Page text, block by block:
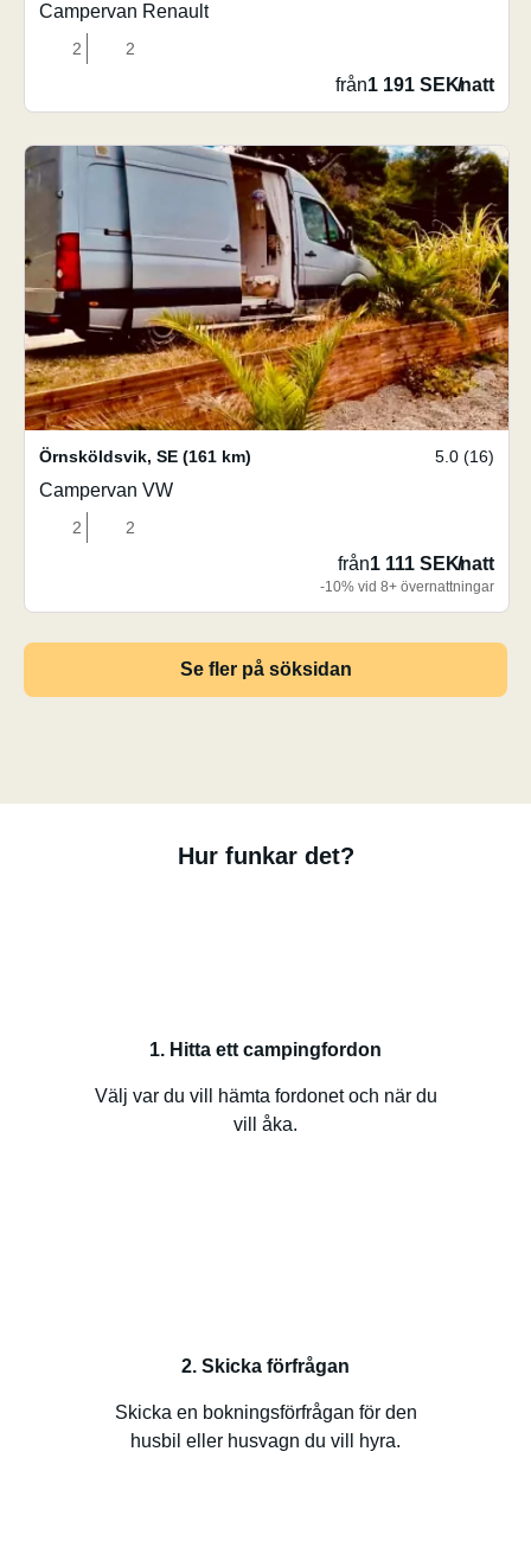
Campervan Renault
2 2
från1 191 SEK/natt
Örnsköldsvik, SE (161 km) 5.0 (16)
Campervan VW
2 2
från1 111 SEK/natt
-10% vid 8+ övernattningar
Se fler på söksidan
Hur funkar det?
1. Hitta ett campingfordon
Välj var du vill hämta fordonet och när du
vill åka.
2. Skicka förfrågan
Skicka en bokningsförfrågan för den
husbil eller husvagn du vill hyra.